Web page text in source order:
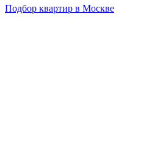
Подбор квартир в Москве